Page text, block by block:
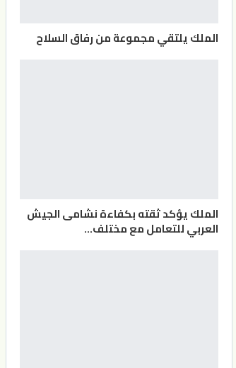
الملك يلتقي مجموعة من رفاق السلاح
الملك يؤكد ثقته بكفاءة نشامى الجيش
العربي للتعامل مع مختلف…